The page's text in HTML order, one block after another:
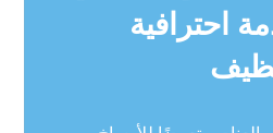
احترافية